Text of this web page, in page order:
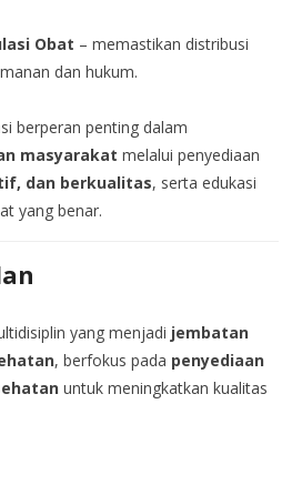
Obat – memastikan distribusi
dan hukum.
berperan penting dalam
masyarakat melalui penyediaan
dan berkualitas, serta edukasi
yang benar.
yang menjadi jembatan
, berfokus pada penyediaan
untuk meningkatkan kualitas